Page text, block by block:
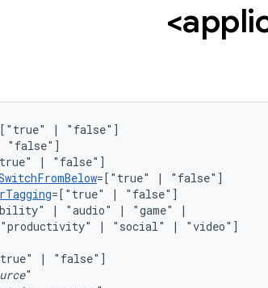
|
|
=["true" |
=["true" |
| "audio" | "game"
"productivity" | "social" |
|